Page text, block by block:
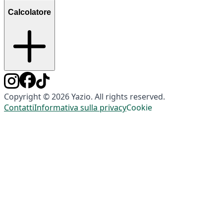
Calcolatore
Copyright © 2026 Yazio. All rights reserved.
ContattiInformativa sulla privacyCookie